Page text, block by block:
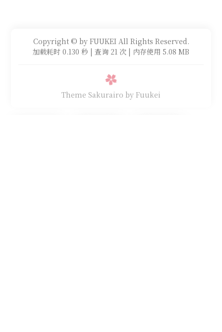
Copyright © by FUUKEI All Rights Reserved.
加载耗时 0.130 秒 | 查询 21 次 | 内存使用 5.08 MB
Theme Sakurairo by Fuukei